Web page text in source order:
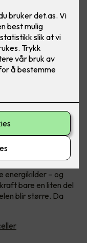
eller delvis
energi. Samtidig
energikilder – og
bare en liten del
blir større. Da